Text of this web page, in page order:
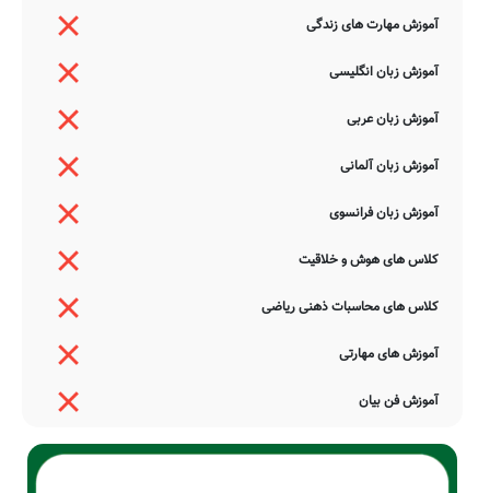
آموزش مهارت های زندگی
آموزش زبان انگلیسی
آموزش زبان عربی
آموزش زبان آلمانی
آموزش زبان فرانسوی
کلاس های هوش و خلاقیت
کلاس های محاسبات ذهنی ریاضی
آموزش های مهارتی
آموزش فن بیان